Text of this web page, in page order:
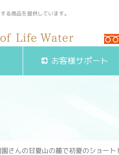
る商品を提供しています。
お客様サポート
さんの甘夏山の麓で初夏のショート